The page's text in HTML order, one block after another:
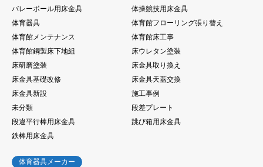
バレーボール用床金具
体操競技用床金具
体育器具
体育館フローリング張り替え
体育館メンテナンス
体育館床工事
体育館鋼製床下地組
床ウレタン塗装
床研磨塗装
床金具取り換え
床金具基礎改修
床金具天蓋交換
床金具新設
施工事例
未分類
段差プレート
段違平行棒用床金具
跳び箱用床金具
鉄棒用床金具
体育器具メーカー